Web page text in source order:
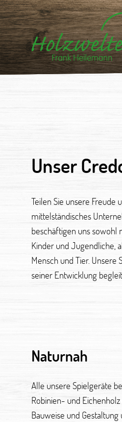
Unser
Teilen Sie unsere Freude
mittelständisches
beschäftigen uns sowohl
Kinder und Jugendliche,
Mensch und Tier.
seiner Entwicklung
fördern und fordern. Wir
gemeinsam und
Arbeit sagen – Unsere
Erfahren Sie
Naturnah
Alle unsere Spielgeräte
Robinien- und
Bauweise und